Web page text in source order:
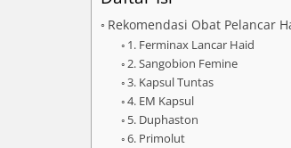
Rekomendasi Obat Pelancar
1. Ferminax Lancar Haid
2. Sangobion Femine
3. Kapsul Tuntas
4. EM Kapsul
5. Duphaston
6. Primolut